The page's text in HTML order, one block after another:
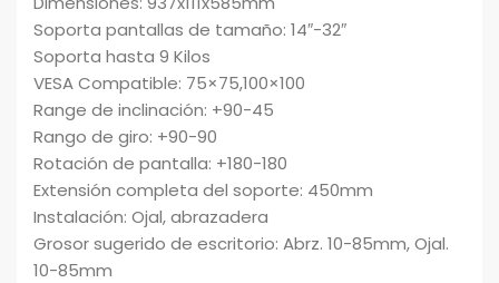
Soporta pantallas de tamaño: 14″-32″
Soporta hasta 9 Kilos
VESA Compatible: 75×75,100×100
Range de inclinación: +90-45
Rango de giro: +90-90
Rotación de pantalla: +180-180
Extensión completa del soporte: 450mm
Instalación: Ojal, abrazadera
Grosor sugerido de escritorio: Abrz. 10-85mm, Ojal.
10-85mm